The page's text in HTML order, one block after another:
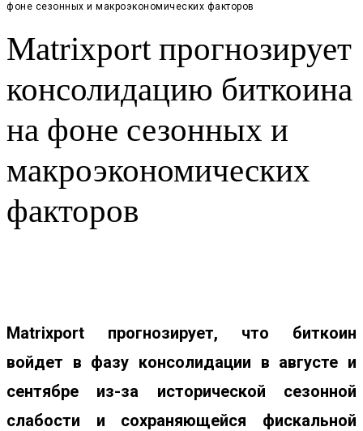
фоне сезонных и макроэкономических факторов
Matrixport прогнозирует
консолидацию биткоина
на фоне сезонных и
макроэкономических
факторов
Matrixport прогнозирует, что биткоин
войдет в фазу консолидации в августе и
сентябре из-за исторической сезонной
слабости и сохраняющейся фискальной